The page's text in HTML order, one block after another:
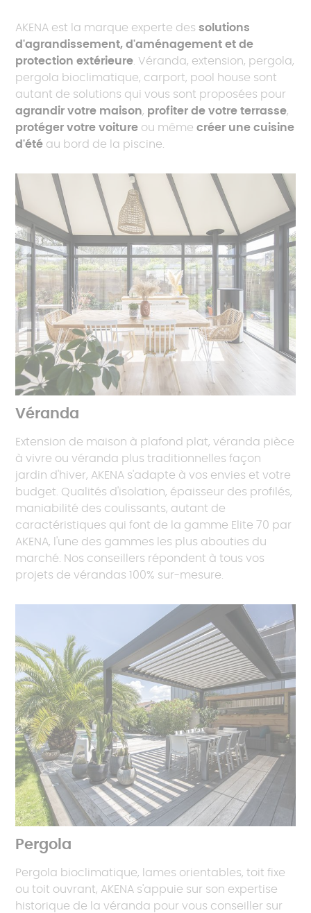
AKENA est la marque experte dessolutions
d'agrandissement, d'aménagement et de
protection extérieure. Véranda, extension, pergola,
pergola bioclimatique, carport, pool house sont
autant de solutions qui vous sont proposées pour
agrandir votre maison, profiter de votre terrasse,
protéger votre voiture ou mêmecréer une cuisine
d'été au bord de la piscine.
Véranda
Extension de maison à plafond plat, véranda pièce
à vivre ou véranda plus traditionnelles façon
jardin d'hiver, AKENA s'adapte à vos envies et votre
budget. Qualités d'isolation, épaisseur des profilés,
maniabilité des coulissants, autant de
caractéristiques qui font de la gamme Elite 70 par
AKENA, l'une des gammes les plus abouties du
marché. Nos conseillers répondent à tous vos
projets de vérandas 100% sur-mesure.
Pergola
Pergola bioclimatique, lames orientables, toit fixe
ou toit ouvrant, AKENA s'appuie sur son expertise
historique de la véranda pour vous conseiller sur